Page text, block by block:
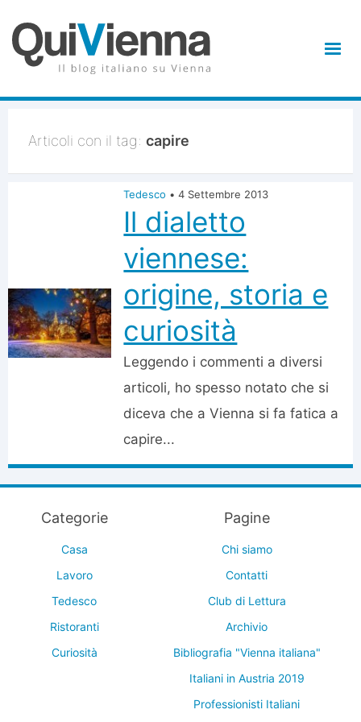
Articoli con il tag: capire
Tedesco • 4 Settembre 2013
Il dialetto
viennese:
origine, storia e
curiosità
Leggendo i commenti a diversi
articoli, ho spesso notato che si
diceva che a Vienna si fa fatica a
capire...
Categorie
Casa
Lavoro
Tedesco
Ristoranti
Curiosità
Pagine
Chi siamo
Contatti
Club di Lettura
Archivio
Bibliografia "Vienna italiana"
Italiani in Austria 2019
Professionisti Italiani